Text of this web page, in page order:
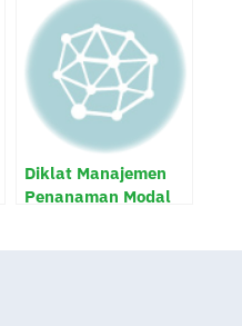
Diklat Manajemen
Penanaman Modal